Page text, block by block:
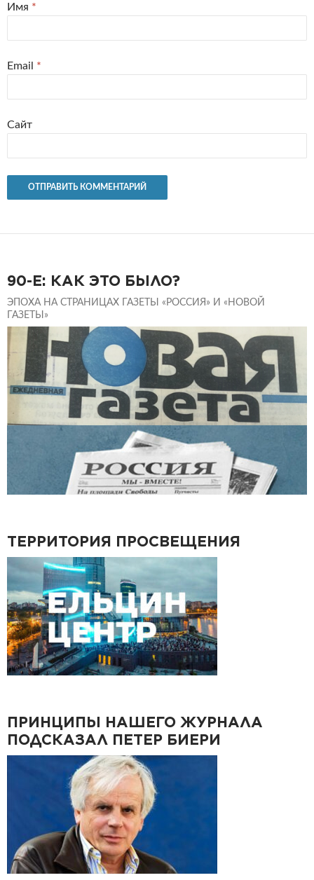
Имя *
Email *
Сайт
90-Е: КАК ЭТО БЫЛО?
ЭПОХА НА СТРАНИЦАХ ГАЗЕТЫ «РОССИЯ» И «НОВОЙ
ГАЗЕТЫ»
ТЕРРИТОРИЯ ПРОСВЕЩЕНИЯ
ПРИНЦИПЫ НАШЕГО ЖУРНАЛА
ПОДСКАЗАЛ ПЕТЕР БИЕРИ